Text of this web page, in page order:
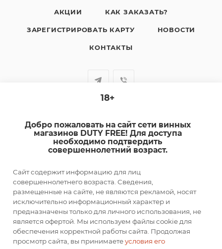
АКЦИИ КАК ЗАКАЗАТЬ?
ЗАРЕГИСТРИРОВАТЬ КАРТУ НОВОСТИ
КОНТАКТЫ
sale@dutyfree-online.ru
г. Кострома, ул. Шагова, д. 221, кв. 24
ПОДПИСАТЬСЯ НА РАССЫЛКУ
ПОЛИТИКА КОНФИДЕНЦИАЛЬНОСТИ
2026 © DUTY FREE
18+
Добро пожаловать на сайт сети винных
магазинов DUTY FREE! Для доступа
необходимо подтвердить
совершеннолетний возраст.
Сайт содержит информацию для лиц
совершеннолетнего возраста. Сведения,
размещенные на сайте, не являются рекламой, носят
исключительно информационный характер и
предназначены только для личного использования, не
является офертой. Мы используем файлы cookie для
обеспечения корректной работы сайта. Продолжая
просмотр сайта, вы принимаетеусловия его